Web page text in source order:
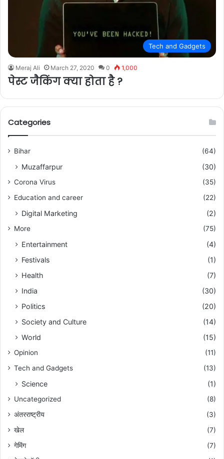
Tech and Gadgets
Meraj Ali March 27, 2020 0 1,000
पेस्ट जैकिंग क्या होता है ?
Categories
Bihar (64)
Muzaffarpur (30)
Corona Virus
(35)
Education and career
(22)
Digital Marketing (2)
More (75)
Entertainment
(4)
Festivals
(1)
Health
(7)
India
(30)
Politics
(20)
Society and Culture
(14)
World
(15)
Opinion
(11)
Tech and Gadgets
(13)
Science (1)
Uncategorized
(8)
अंतरराष्ट्रीय
(3)
खेल
(7)
गेमिंग
(7)